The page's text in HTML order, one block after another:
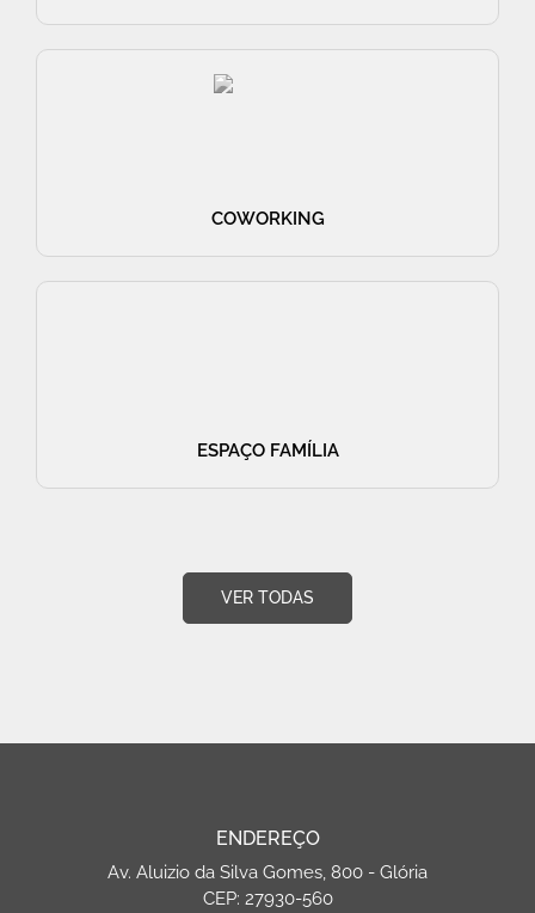
COWORKING
ESPAÇO FAMÍLIA
VER TODAS
ENDEREÇO
Av. Aluizio da Silva Gomes, 800 - Glória
CEP: 27930-560